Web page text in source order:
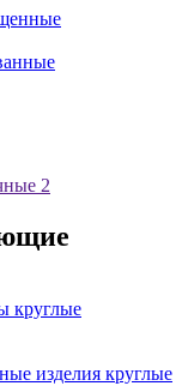
2
круглые
изделия круглые